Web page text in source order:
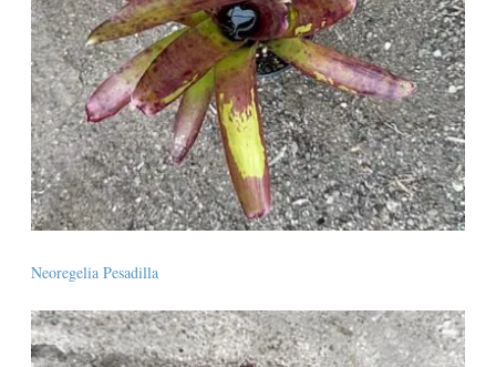
Neoregelia Pesadilla